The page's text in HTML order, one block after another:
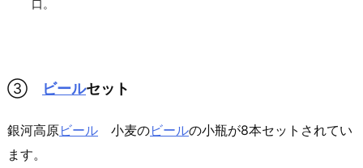
口。
③ ビールセット
銀河高原ビール 小麦のビールの小瓶が8本セットされてい
ます。